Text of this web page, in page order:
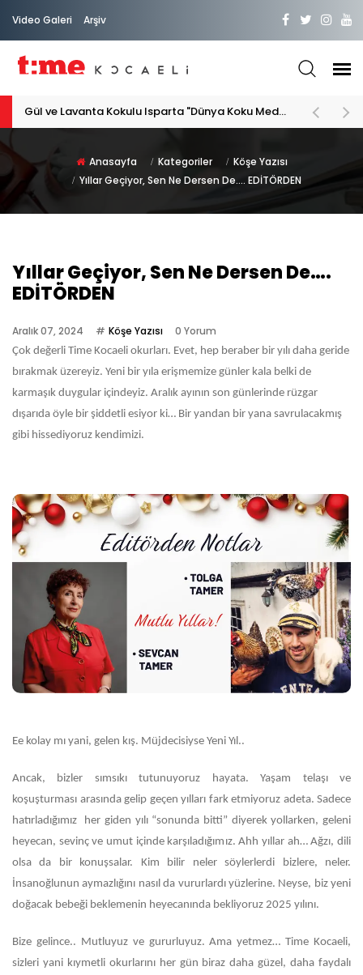
Video Galeri Arşiv
Gül ve Lavanta Kokulu Isparta "Dünya Koku Medeniyeti"
Anasayfa Kategoriler
Köşe Yazısı
Yıllar Geçiyor, Sen Ne Dersen De…. EDİTÖRDEN
Yıllar Geçiyor, Sen Ne Dersen De….
EDİTÖRDEN
Aralık 07, 2024 Köşe Yazısı 0 Yorum
Çok değerli Time Kocaeli okurları. Evet, hep beraber bir yılı daha geride
bırakmak üzereyiz. Yeni bir yıla erişmemize günler kala belki de
karmaşık duygular içindeyiz. Aralık ayının son günlerinde rüzgar
dışarıda öyle bir şiddetli esiyor ki… Bir yandan bir yana savrulacakmış
gibi hissediyoruz kendimizi.
Ee kolay mı yani, gelen kış. Müjdecisiyse Yeni Yıl..
Ancak, bizler sımsıkı tutunuyoruz hayata. Yaşam telaşı ve
koşuşturması arasında gelip geçen yılları fark etmiyoruz adeta. Sadece
hatırladığımız her giden yılı “sonunda bitti” diyerek yollarken, geleni
heyecan, sevinç ve umut içinde karşıladığımız. Ahh yıllar ah… Ağzı, dili
olsa da bir konuşsalar. Kim bilir neler söylerlerdi bizlere, neler.
İnsanoğlunun aymazlığını nasıl da vururlardı yüzlerine. Neyse, biz yeni
doğacak bebeği beklemenin heyecanında bekliyoruz 2025 yılını.
Bize gelince.. Mutluyuz ve gururluyuz. Ama yetmez… Time Kocaeli,
sizleri yani kıymetli okurlarını her gün biraz daha güzel, daha faydalı